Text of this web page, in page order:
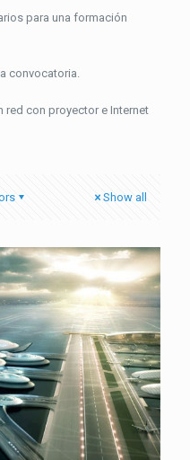
para una formación
convocatoria.
red con proyector e Internet
Show all